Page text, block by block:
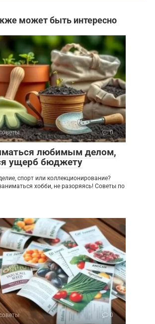
может быть интересно
0
любимым делом,
ущерб бюджету
спорт или коллекционирование?
хобби, не разоряясь! Советы по
0